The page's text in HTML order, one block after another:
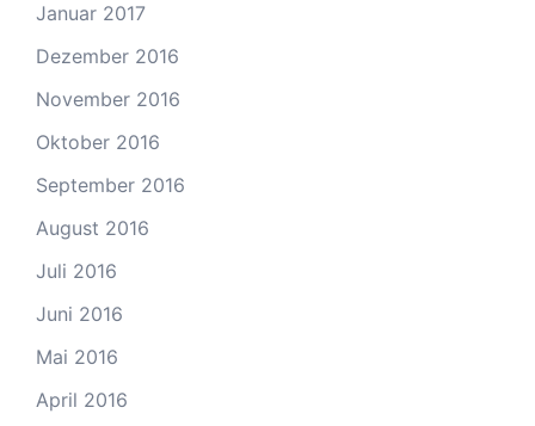
Januar 2017
Dezember 2016
November 2016
Oktober 2016
September 2016
August 2016
Juli 2016
Juni 2016
Mai 2016
April 2016